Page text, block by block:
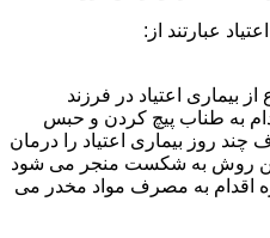
عبارتند از:
بیماری اعتیاد در فرزند
به طناب پیچ کردن و حبس
روز بیماری اعتیاد را درمان
این روش به شکست منجر می شود
اقدام به مصرف مواد مخدر می